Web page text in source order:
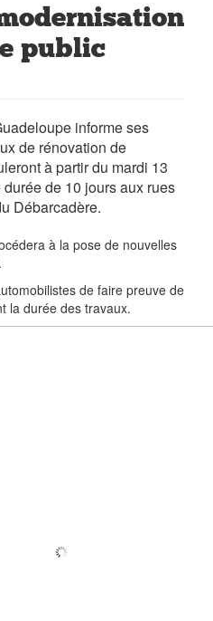
public
informe ses
de rénovation de
à partir du mardi 13
de 10 jours aux rues
Débarcadère.
à la pose de nouvelles
de faire preuve de
la durée des travaux.